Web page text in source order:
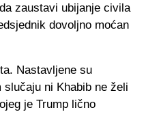
zaustavi ubijanje civila
dovoljno moćan
Nastavljene su
ni Khabib ne želi
je Trump lično